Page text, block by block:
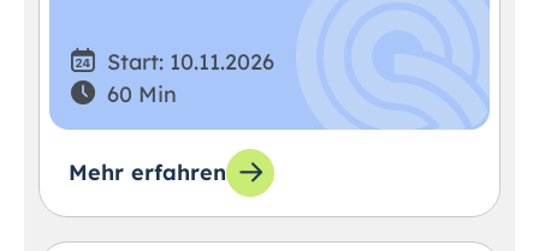
Start: 10.11.2026
60 Min
Mehr erfahren